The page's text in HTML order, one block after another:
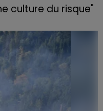
culture du risque"